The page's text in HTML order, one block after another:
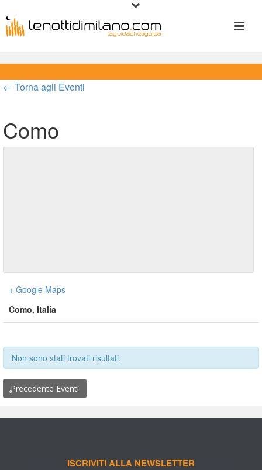
← Torna agli Eventi
Como
+ Google Map
Como, Italia
Non sono stati trovati risultati.
« Precedente Eventi
ISCRIVITI ALLA NEWSLETTER